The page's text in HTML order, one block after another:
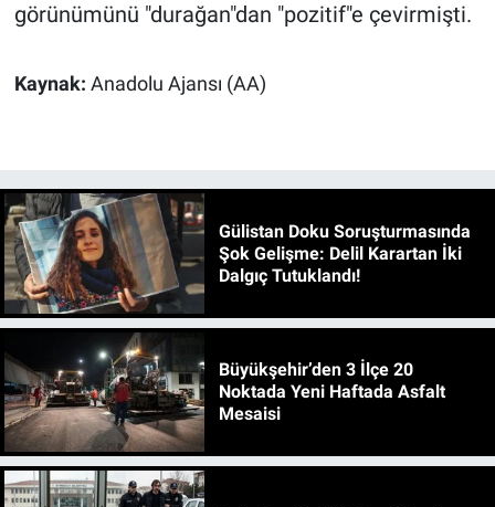
görünümünü "durağan"dan "pozitif"e çevirmişti.
Kaynak: Anadolu Ajansı (AA)
Gülistan Doku Soruşturmasında
Şok Gelişme: Delil Karartan İki
Dalgıç Tutuklandı!
Büyükşehir’den 3 İlçe 20
Noktada Yeni Haftada Asfalt
Mesaisi